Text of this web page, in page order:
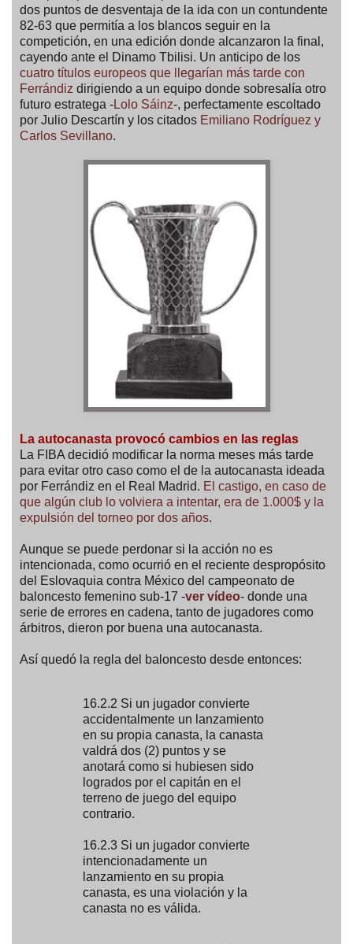
dos puntos de desventaja de la ida con un contundente
82-63 que permitía a los blancos seguir en la
competición, en una edición donde alcanzaron la final,
cayendo ante el Dinamo Tbilisi. Un anticipo de los
cuatro títulos europeos que llegarían más tarde con
Ferrándiz dirigiendo a un equipo donde sobresalía otro
futuro estratega -Lolo Sáinz-, perfectamente escoltado
por Julio Descartín y los citados Emiliano Rodríguez y
Carlos Sevillano.
La autocanasta provocó cambios en las reglas
La FIBA decidió modificar la norma meses más tarde
para evitar otro caso como el de la autocanasta ideada
por Ferrándiz en el Real Madrid. El castigo, en caso de
que algún club lo volviera a intentar, era de 1.000$ y la
expulsión del torneo por dos años.
Aunque se puede perdonar si la acción no es
intencionada, como ocurrió en el reciente despropósito
del Eslovaquia contra México del campeonato de
baloncesto femenino sub-17 -ver vídeo- donde una
serie de errores en cadena, tanto de jugadores como
árbitros, dieron por buena una autocanasta.
Así quedó la regla del baloncesto desde entonces:
16.2.2 Si un jugador convierte
accidentalmente un lanzamiento
en su propia canasta, la canasta
valdrá dos (2) puntos y se
anotará como si hubiesen sido
logrados por el capitán en el
terreno de juego del equipo
contrario.
16.2.3 Si un jugador convierte
intencionadamente un
lanzamiento en su propia
canasta, es una violación y la
canasta no es válida.